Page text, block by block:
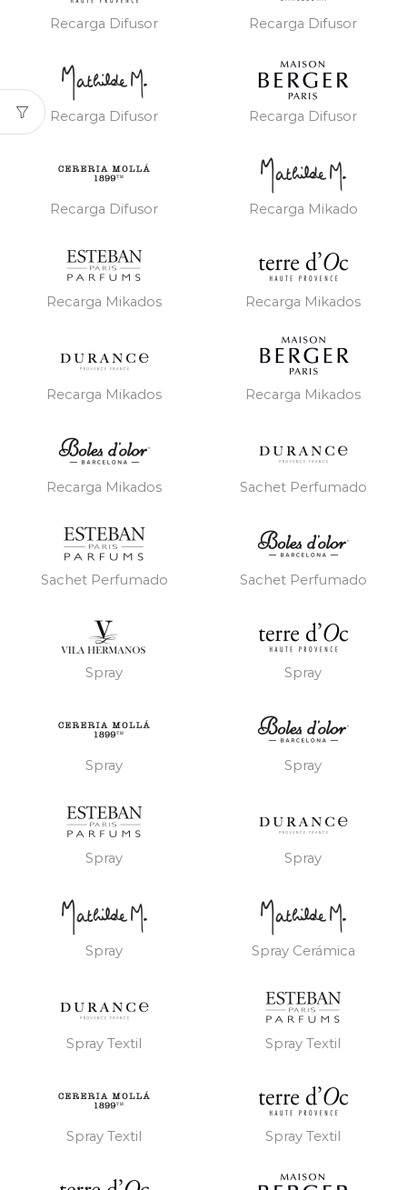
Recarga Difusor Recarga Difusor
Recarga Difusor Recarga Difusor
Recarga Difusor Recarga Mikado
Recarga Mikados Recarga Mikados
Recarga Mikados Recarga Mikados
Recarga Mikados Sachet Perfumado
Sachet Perfumado Sachet Perfumado
Spray Spray
Spray Spray
Spray Spray
Spray Spray Cerámica
Spray Textil Spray Textil
Spray Textil Spray Textil